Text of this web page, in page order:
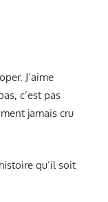
J’aime
c’est pas
jamais cru
qu’il soit